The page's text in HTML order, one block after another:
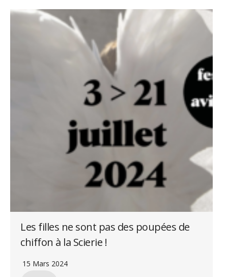
Les filles ne sont pas des poupées de
chiffon à la Scierie !
15 Mars 2024